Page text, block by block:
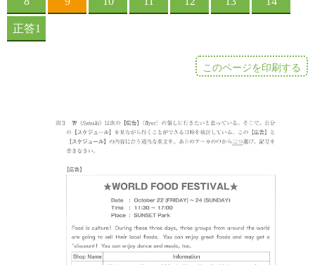
このページを印刷する